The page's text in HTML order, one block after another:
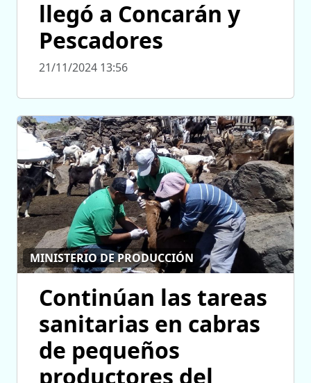
llegó a Concarán y
Pescadores
21/11/2024 13:56
MINISTERIO DE PRODUCCIÓN
Continúan las tareas
sanitarias en cabras
de pequeños
productores del